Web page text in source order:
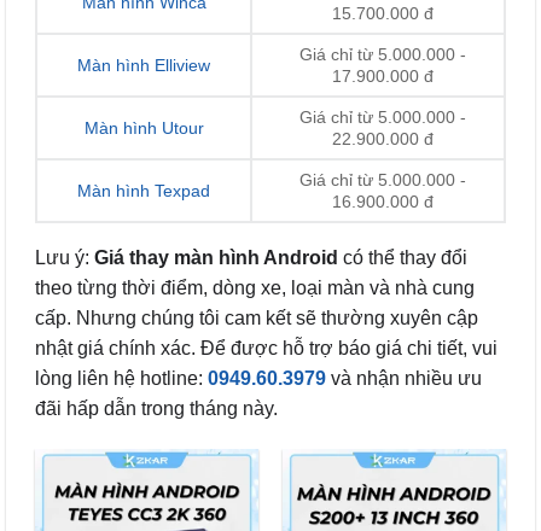
15.700.000 đ
Màn hình Elliview
Giá chỉ từ 5.000.000 -
17.900.000 đ
Màn hình Utour
Giá chỉ từ 5.000.000 -
22.900.000 đ
Màn hình Texpad
Giá chỉ từ 5.000.000 -
16.900.000 đ
Lưu ý: Giá thay màn hình Android có thể thay đổi
theo từng thời điểm, dòng xe, loại màn và nhà cung
cấp. Nhưng chúng tôi cam kết sẽ thường xuyên cập
nhật giá chính xác. Để được hỗ trợ báo giá chi tiết, vui
lòng liên hệ hotline: 0949.60.3979 và nhận nhiều ưu
đãi hấp dẫn trong tháng này.